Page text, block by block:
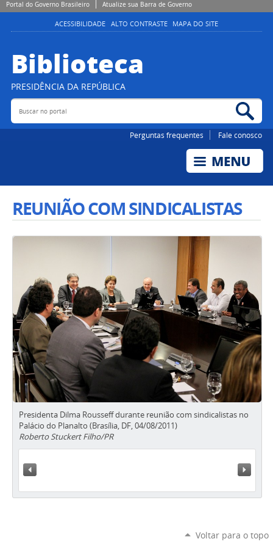
Portal do Governo Brasileiro Atualize sua Barra de Governo
ACESSIBILIDADE ALTO CONTRASTE MAPA DO SITE
Biblioteca
PRESIDÊNCIA DA REPÚBLICA
Buscar no portal
Perguntas frequentes Fale conosco
REUNIÃO COM SINDICALISTAS
Presidenta Dilma Rousseff durante reunião com sindicalistas no
Palácio do Planalto (Brasília, DF, 04/08/2011)
Roberto Stuckert Filho/PR
Voltar para o topo